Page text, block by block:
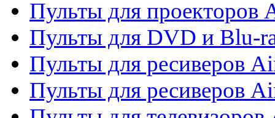
Пульты для проекторов
Пульты для DVD и Blu-
Пульты для ресиверов
Пульты для ресиверов